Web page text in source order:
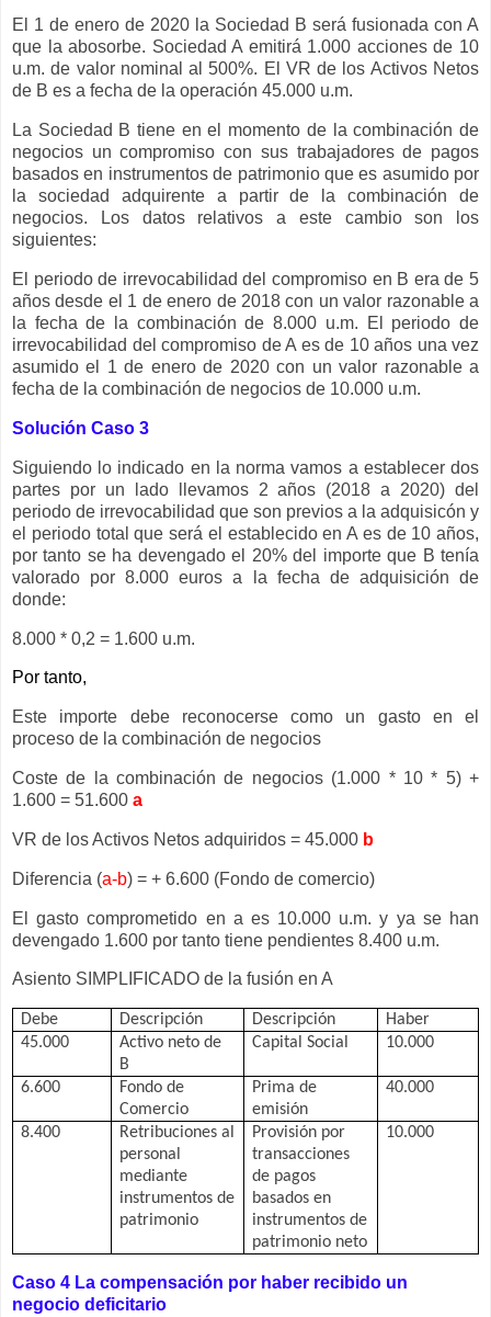
El 1 de enero de 2020 la Sociedad B será fusionada con A
que la abosorbe. Sociedad A emitirá 1.000 acciones de 10
u.m. de valor nominal al 500%. El VR de los Activos Netos
de B es a fecha de la operación 45.000 u.m.
La Sociedad B tiene en el momento de la combinación de
negocios un compromiso con sus trabajadores de pagos
basados en instrumentos de patrimonio que es asumido por
la sociedad adquirente a partir de la combinación de
negocios. Los datos relativos a este cambio son los
siguientes:
El periodo de irrevocabilidad del compromiso en B era de 5
años desde el 1 de enero de 2018 con un valor razonable a
la fecha de la combinación de 8.000 u.m. El periodo de
irrevocabilidad del compromiso de A es de 10 años una vez
asumido el 1 de enero de 2020 con un valor razonable a
fecha de la combinación de negocios de 10.000 u.m.
Solución Caso 3
Siguiendo lo indicado en la norma vamos a establecer dos
partes por un lado llevamos 2 años (2018 a 2020) del
periodo de irrevocabilidad que son previos a la adquisicón y
el periodo total que será el establecido en A es de 10 años,
por tanto se ha devengado el 20% del importe que B tenía
valorado por 8.000 euros a la fecha de adquisición de
donde:
8.000 * 0,2 = 1.600 u.m.
Por tanto,
Este importe debe reconocerse como un gasto en el
proceso de la combinación de negocios
Coste de la combinación de negocios (1.000 * 10 * 5) +
1.600 = 51.600 a
VR de los Activos Netos adquiridos = 45.000 b
Diferencia (a-b) = + 6.600 (Fondo de comercio)
El gasto comprometido en a es 10.000 u.m. y ya se han
devengado 1.600 por tanto tiene pendientes 8.400 u.m.
Asiento SIMPLIFICADO de la fusión en A
Debe Descripción Descripción
Haber
45.000
Activo neto de
B
Capital Social 10.000
6.600
Fondo de
Comercio
Prima de
emisión
40.000
8.400
Retribuciones al
personal
mediante
instrumentos de
patrimonio
Provisión por
transacciones
de pagos
basados en
instrumentos de
patrimonio neto
10.000
Caso 4 La compensación por haber recibido un
negocio deficitario